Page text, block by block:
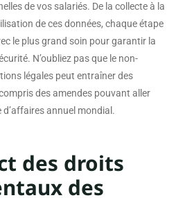
de vos salariés. De la collecte à la
de ces données, chaque étape
le plus grand soin pour garantir la
N’oubliez pas que le non-
légales peut entraîner des
des amendes pouvant aller
d’affaires annuel mondial.
des droits
des